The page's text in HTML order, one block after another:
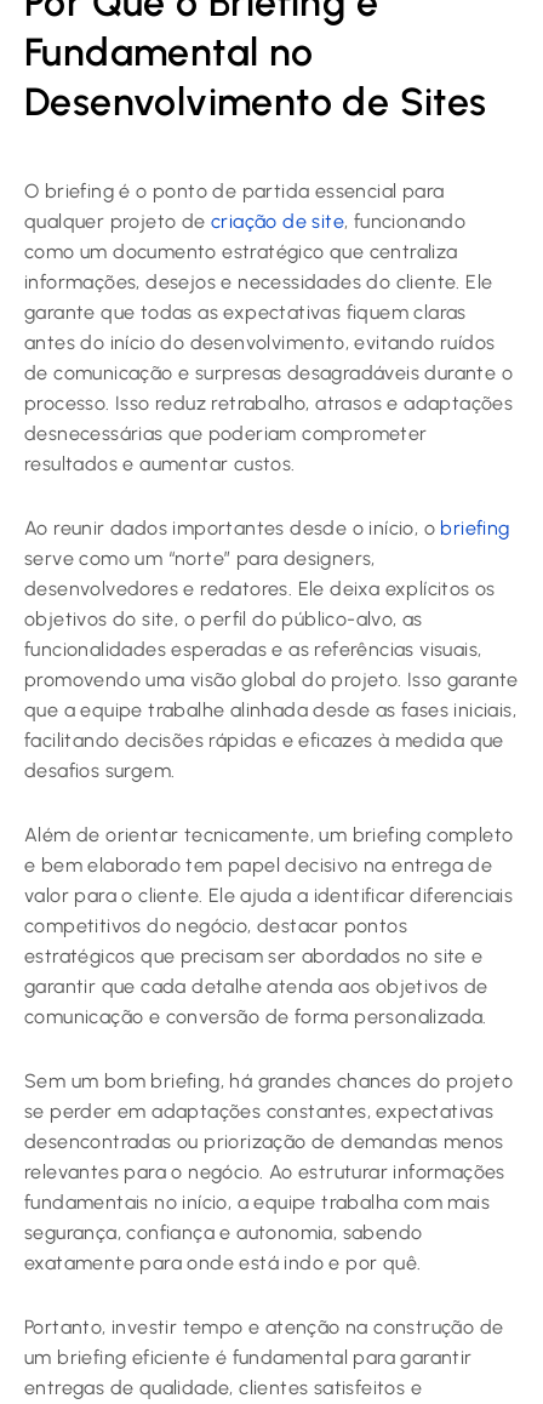
Fundamental no
Desenvolvimento de Sites
O briefing é o ponto de partida essencial para
qualquer projeto de criação de site, funcionando
como um documento estratégico que centraliza
informações, desejos e necessidades do cliente. Ele
garante que todas as expectativas fiquem claras
antes do início do desenvolvimento, evitando ruídos
de comunicação e surpresas desagradáveis durante o
processo. Isso reduz retrabalho, atrasos e adaptações
desnecessárias que poderiam comprometer
resultados e aumentar custos.
Ao reunir dados importantes desde o início, o briefing
serve como um “norte” para designers,
desenvolvedores e redatores. Ele deixa explícitos os
objetivos do site, o perfil do público-alvo, as
funcionalidades esperadas e as referências visuais,
promovendo uma visão global do projeto. Isso garante
que a equipe trabalhe alinhada desde as fases iniciais,
facilitando decisões rápidas e eficazes à medida que
desafios surgem.
Além de orientar tecnicamente, um briefing completo
e bem elaborado tem papel decisivo na entrega de
valor para o cliente. Ele ajuda a identificar diferenciais
competitivos do negócio, destacar pontos
estratégicos que precisam ser abordados no site e
garantir que cada detalhe atenda aos objetivos de
comunicação e conversão de forma personalizada.
Sem um bom briefing, há grandes chances do projeto
se perder em adaptações constantes, expectativas
desencontradas ou priorização de demandas menos
relevantes para o negócio. Ao estruturar informações
fundamentais no início, a equipe trabalha com mais
segurança, confiança e autonomia, sabendo
exatamente para onde está indo e por quê.
Portanto, investir tempo e atenção na construção de
um briefing eficiente é fundamental para garantir
entregas de qualidade, clientes satisfeitos e